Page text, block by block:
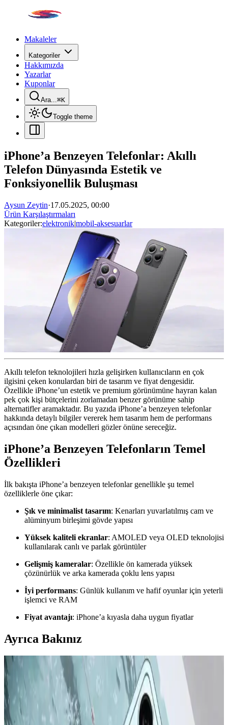
Makaleler
Kategoriler
Hakkımızda
Yazarlar
Kuponlar
Ara...⌘K
Toggle theme
iPhone’a Benzeyen Telefonlar: Akıllı
Telefon Dünyasında Estetik ve
Fonksiyonellik Buluşması
Aysun Zeytin·17.05.2025, 00:00
Ürün Karşılaştırmaları
Kategoriler:elektronik|mobil-aksesuarlar
Akıllı telefon teknolojileri hızla gelişirken kullanıcıların en çok
ilgisini çeken konulardan biri de tasarım ve fiyat dengesidir.
Özellikle iPhone’un estetik ve premium görünümüne hayran kalan
pek çok kişi bütçelerini zorlamadan benzer görünüme sahip
alternatifler aramaktadır. Bu yazıda iPhone’a benzeyen telefonlar
hakkında detaylı bilgiler vererek hem tasarım hem de performans
açısından öne çıkan modelleri gözler önüne sereceğiz.
iPhone’a Benzeyen Telefonların Temel
Özellikleri
İlk bakışta iPhone’a benzeyen telefonlar genellikle şu temel
özelliklerle öne çıkar:
Şık ve minimalist tasarım: Kenarları yuvarlatılmış cam ve
alüminyum birleşimi gövde yapısı
Yüksek kaliteli ekranlar: AMOLED veya OLED teknolojisi
kullanılarak canlı ve parlak görüntüler
Gelişmiş kameralar: Özellikle ön kamerada yüksek
çözünürlük ve arka kamerada çoklu lens yapısı
İyi performans: Günlük kullanım ve hafif oyunlar için yeterli
işlemci ve RAM
Fiyat avantajı: iPhone’a kıyasla daha uygun fiyatlar
Ayrıca Bakınız
Apple iPhone 16 Plus 512GB Pembe Akıllı Telefon
Gelişmiş Tasarım ve Yüksek Performans
Apple iPhone 16 Plus, 512GB depolama, gelişmiş kamera
özellikleri ve dayanıklı tasarımıyla öne çıkıyor. Güçlü A18 Bionic
çip, uzun pil ömrü ve 5G desteğiyle üstün kullanıcı deneyimi sunar.